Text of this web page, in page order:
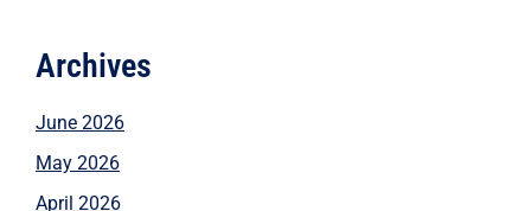
Archives
June 2026
May 2026
April 2026